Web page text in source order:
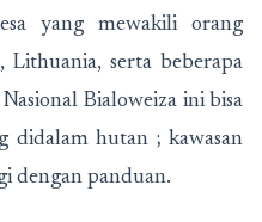
yang mewakili orang
Lithuania, serta beberapa
Bialoweiza ini bisa
didalam hutan ; kawasan
dengan panduan.